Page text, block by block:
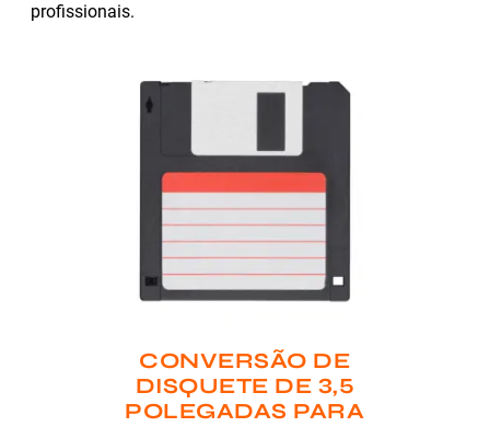
profissionais.
CONVERSÃO DE
DISQUETE DE 3,5
POLEGADAS PARA